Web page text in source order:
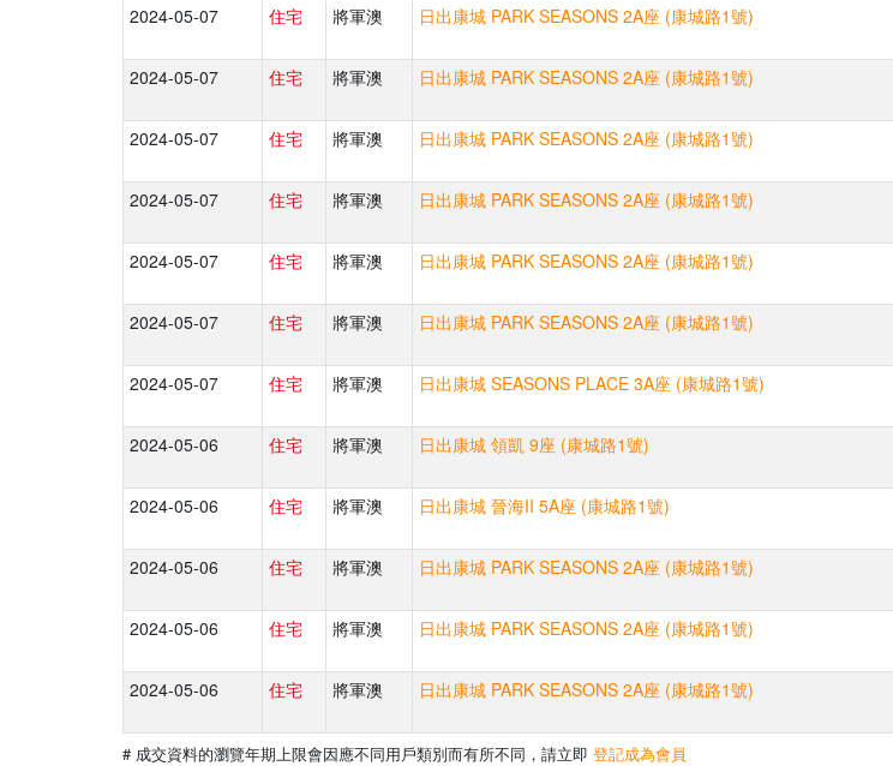
2024-05-07 住宅 將軍澳 日出康城 PARK SEASONS 2A座 (康城路1號)
2024-05-07 住宅 將軍澳 日出康城 PARK SEASONS 2A座 (康城路1號)
2024-05-07 住宅 將軍澳 日出康城 PARK SEASONS 2A座 (康城路1號)
2024-05-07 住宅 將軍澳 日出康城 PARK SEASONS 2A座 (康城路1號)
2024-05-07 住宅 將軍澳 日出康城 PARK SEASONS 2A座 (康城路1號)
2024-05-07 住宅 將軍澳 日出康城 PARK SEASONS 2A座 (康城路1號)
2024-05-07 住宅 將軍澳 日出康城 SEASONS PLACE 3A座 (康城路1號)
2024-05-06 住宅 將軍澳 日出康城 領凱 9座 (康城路1號)
2024-05-06 住宅 將軍澳 日出康城 晉海II 5A座 (康城路1號)
2024-05-06 住宅 將軍澳 日出康城 PARK SEASONS 2A座 (康城路1號)
2024-05-06 住宅 將軍澳 日出康城 PARK SEASONS 2A座 (康城路1號)
2024-05-06 住宅 將軍澳 日出康城 PARK SEASONS 2A座 (康城路1號)
# 成交資料的瀏覽年期上限會因應不同用戶類別而有所不同，請立即 登記成為會員